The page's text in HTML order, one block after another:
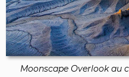
Moonscape Overlook au